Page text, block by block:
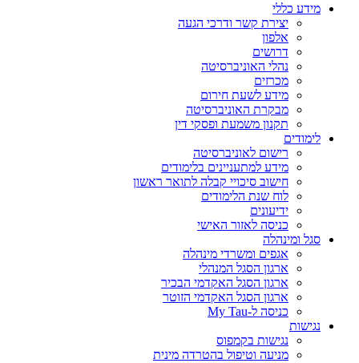
מידע כללי
יצירת קשר ודרכי הגעה
אלפון
דרושים
נהלי האוניברסיטה
מכרזים
מידע לשעת חירום
מבקרת האוניברסיטה
תקנון משמעת ופסקי דין
לימודים
רישום לאוניברסיטה
מידע למתעניינים בלימודים
חישוב סיכויי קבלה לתואר ראשון
לוח שנת הלימודים
ידיעונים
כניסה לאזור האישי
סגל ומינהלה
אגפים ומשרדי מינהלה
ארגון הסגל המנהלי
ארגון הסגל האקדמי הבכיר
ארגון הסגל האקדמי הזוטר
כניסה ל-My Tau
נגישות
נגישות בקמפוס
מניעה וטיפול בהטרדה מינית